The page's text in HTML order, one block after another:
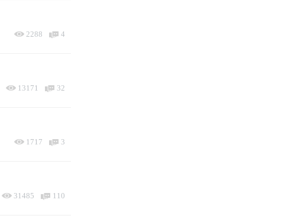
2288 4
13171 32
1717 3
31485 110